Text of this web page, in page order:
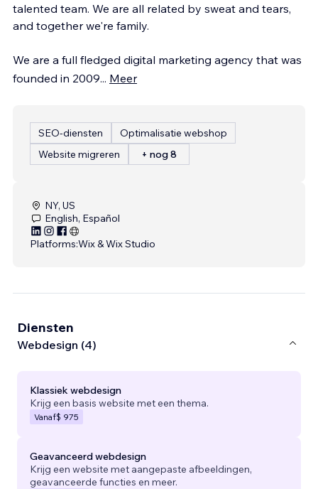
talented team. We are all related by sweat and tears,
and together we're family.
We are a full fledged digital marketing agency that was
founded in 2009... Meer
SEO-diensten
Optimalisatie webshop
Website migreren
+ nog 8
NY, US
English, Español
Platforms:Wix & Wix Studio
Diensten
Webdesign (4)
Klassiek webdesign
Krijg een basis website met een thema.
Vanaf$ 975
Geavanceerd webdesign
Krijg een website met aangepaste afbeeldingen,
geavanceerde functies en meer.